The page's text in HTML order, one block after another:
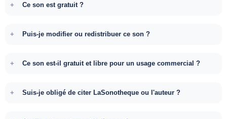
Ce son est gratuit ?
Puis-je modifier ou redistribuer ce son ?
Ce son est-il gratuit et libre pour un usage commercial ?
Suis-je obligé de citer LaSonotheque ou l'auteur ?